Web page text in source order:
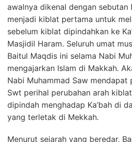
awalnya dikenal dengan sebutan
menjadi kiblat pertama untuk
sebelum kiblat dipindahkan ke
Masjidil Haram. Seluruh umat
Baitul Maqdis ini selama Nabi
mengajarkan Islam di Makkah.
Nabi Muhammad Saw mendapat
Swt perihal perubahan arah
dipindah menghadap Ka’bah di
yang terletak di Mekkah.
Menurut sejarah yang beredar,